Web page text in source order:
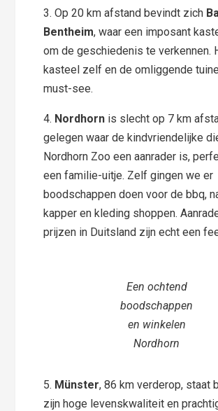
3. Op 20 km afstand bevindt zich
Bentheim, waar een imposant
om de geschiedenis te verkennen.
kasteel zelf en de omliggende
must-see.
4. Nordhorn is slecht op 7 km
gelegen waar de kindvriendelijke
Nordhorn Zoo een aanrader is,
een familie-uitje. Zelf gingen we er
boodschappen doen voor de bbq,
kapper en kleding shoppen.
prijzen in Duitsland zijn echt een
Een ochtend
boodschappen
en winkelen
Nordhorn
5. Münster, 86 km verderop, staat
zijn hoge levenskwaliteit en